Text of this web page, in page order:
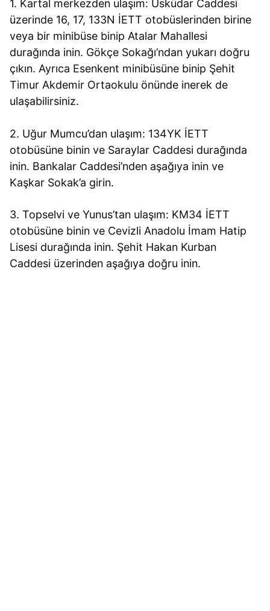
1. Kartal merkezden ulaşım: Üsküdar Caddesi
üzerinde 16, 17, 133N İETT otobüslerinden birine
veya bir minibüse binip Atalar Mahallesi
durağında inin. Gökçe Sokağı’ndan yukarı doğru
çıkın. Ayrıca Esenkent minibüsüne binip Şehit
Timur Akdemir Ortaokulu önünde inerek de
ulaşabilirsiniz.
2. Uğur Mumcu’dan ulaşım: 134YK İETT
otobüsüne binin ve Saraylar Caddesi durağında
inin. Bankalar Caddesi’nden aşağıya inin ve
Kaşkar Sokak’a girin.
3. Topselvi ve Yunus’tan ulaşım: KM34 İETT
otobüsüne binin ve Cevizli Anadolu İmam Hatip
Lisesi durağında inin. Şehit Hakan Kurban
Caddesi üzerinden aşağıya doğru inin.